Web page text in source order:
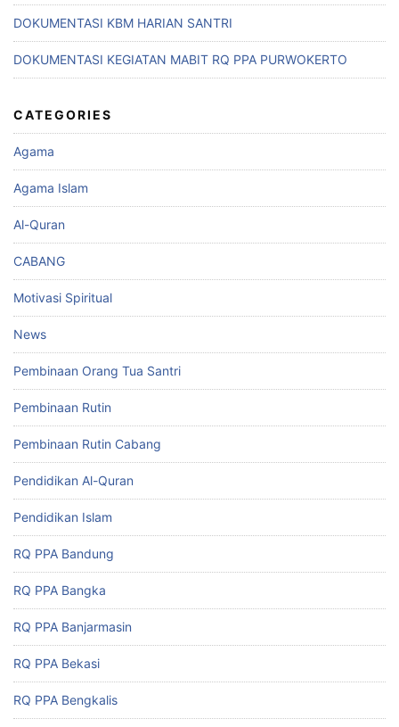
DOKUMENTASI KBM HARIAN SANTRI
DOKUMENTASI KEGIATAN MABIT RQ PPA PURWOKERTO
CATEGORIES
Agama
Agama Islam
Al-Quran
CABANG
Motivasi Spiritual
News
Pembinaan Orang Tua Santri
Pembinaan Rutin
Pembinaan Rutin Cabang
Pendidikan Al-Quran
Pendidikan Islam
RQ PPA Bandung
RQ PPA Bangka
RQ PPA Banjarmasin
RQ PPA Bekasi
RQ PPA Bengkalis